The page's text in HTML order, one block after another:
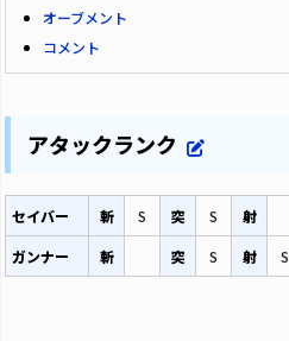
オーブメント
コメント
アタックランク
セイバー 斬 S 突 S 射
ガンナー
斬 突 S 射 S